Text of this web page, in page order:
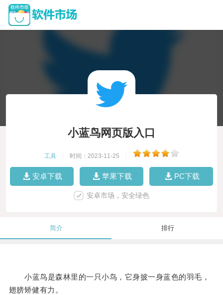
小蓝鸟网页版入口
工具 时间：2023-11-25
安卓下载 苹果下载 PC下载
安卓市场，安全绿色
简介 排行
小蓝鸟是森林里的一只小鸟，它身披一身蓝色的羽毛，
翅膀矫健有力。